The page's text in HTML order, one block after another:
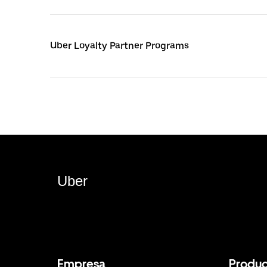
Uber Loyalty Partner Programs
Uber
Empresa